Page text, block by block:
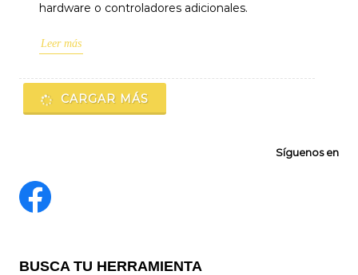
hardware o controladores adicionales.
Leer más
CARGAR MÁS
Síguenos en
BUSCA TU HERRAMIENTA